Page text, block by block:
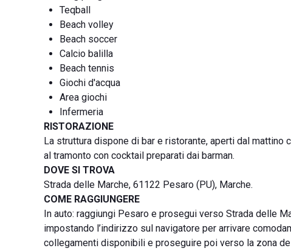
Teqball
Beach volley
Beach soccer
Calcio balilla
Beach tennis
Giochi d'acqua
Area giochi
Infermeria
RISTORAZIONE
La struttura dispone di bar e ristorante, aperti dal
al tramonto con cocktail preparati dai barman.
DOVE SI TROVA
Strada delle Marche, 61122 Pesaro (PU), Marche.
COME RAGGIUNGERE
In auto: raggiungi Pesaro e prosegui verso Strada delle
impostando l’indirizzo sul navigatore per arrivare
collegamenti disponibili e proseguire poi verso la zona